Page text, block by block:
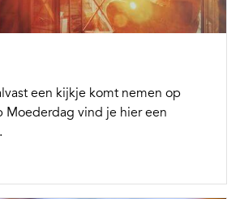
een kijkje komt nemen op
Moederdag vind je hier een